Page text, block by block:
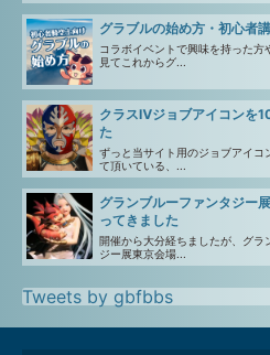
グラブルの始め方・初心者
コラボイベントで興味を持った方
見てこれからグ...
クラスⅣジョブアイコンを
た
ずっと当サイト用のジョブアイコ
て頂いている、...
グランブルーファンタジー
ってきました
開催から大分経ちましたが、グラ
ジー展東京会場...
Tweets by gbfbbs